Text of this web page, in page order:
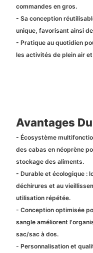
commandes en gros.
- Sa conception
unique, favorisant ainsi
- Pratique au quotidien
les activités de plein air
Avantages
- Écosystème
des cabas en néoprène
stockage des aliments.
- Durable et écologique :
déchirures et au
utilisation répétée.
- Conception optimisée
sangle améliorent
sac/sac à dos.
- Personnalisation et